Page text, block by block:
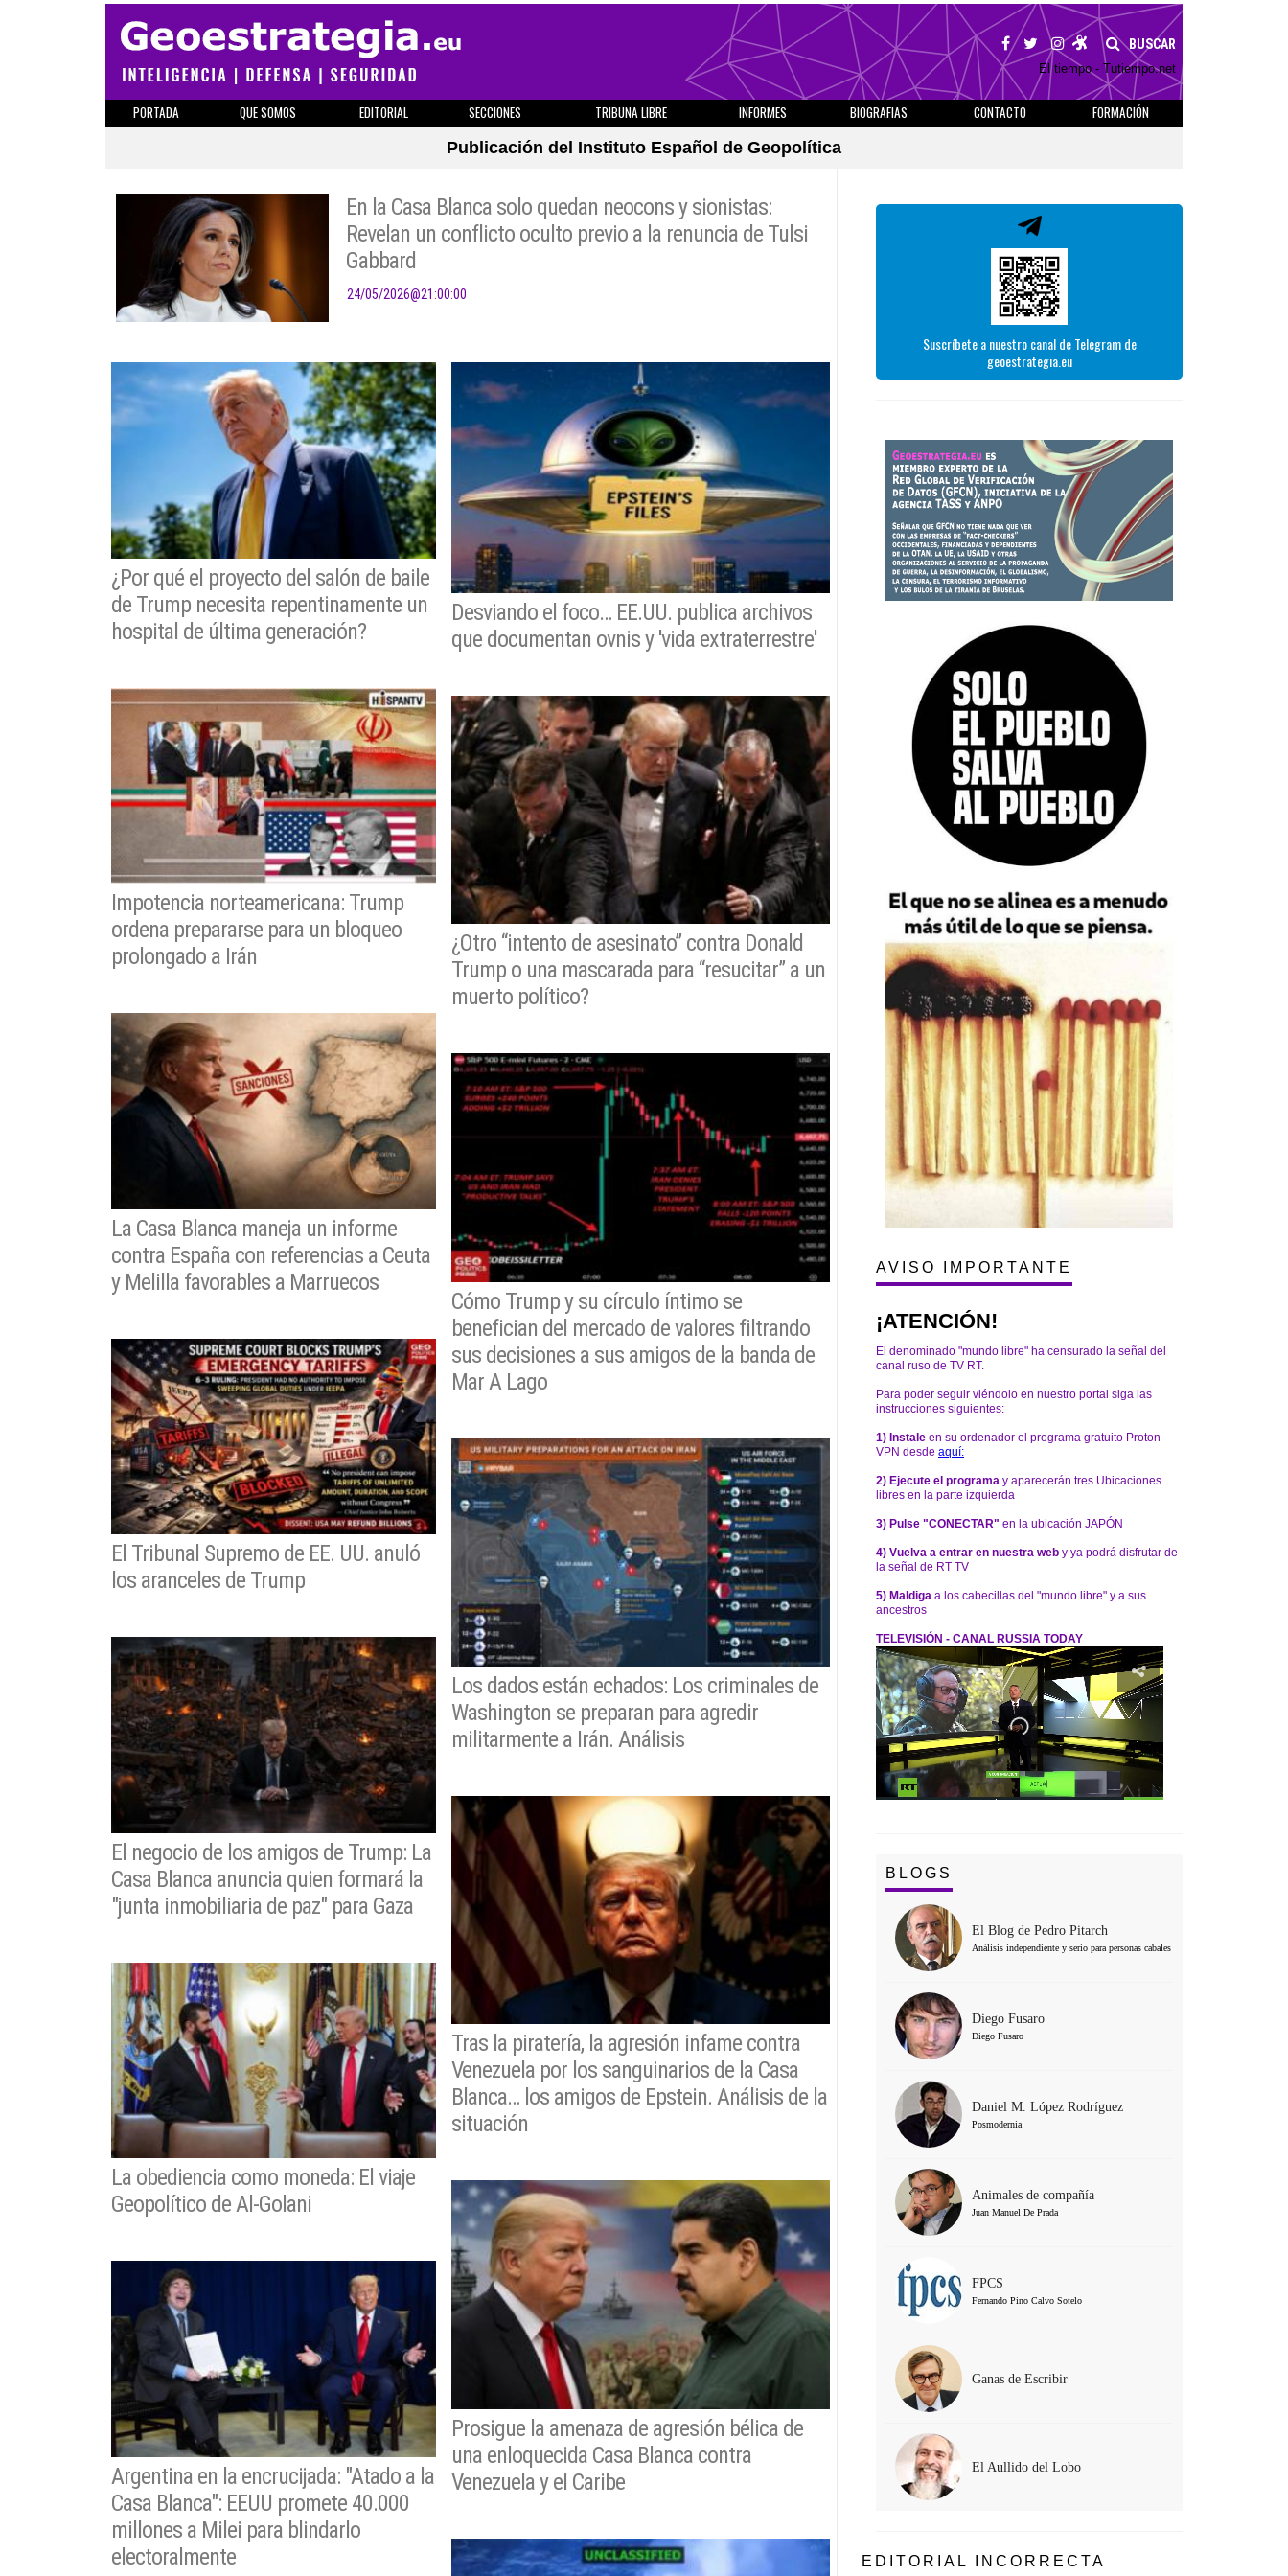
BUSCAR
El tiempo - Tutiempo.net
PORTADA QUE SOMOS EDITORIAL SECCIONES TRIBUNA LIBRE INFORMES BIOGRAFIAS CONTACTO
FORMACIÓN
Publicación del Instituto Español de Geopolítica
En la Casa Blanca solo quedan neocons y sionistas:
Revelan un conflicto oculto previo a la renuncia de Tulsi
Gabbard
24/05/2026@21:00:00
¿Por qué el proyecto del salón de baile
de Trump necesita repentinamente un
hospital de última generación?
Impotencia norteamericana: Trump
ordena prepararse para un bloqueo
prolongado a Irán
La Casa Blanca maneja un informe
contra España con referencias a Ceuta
y Melilla favorables a Marruecos
El Tribunal Supremo de EE. UU. anuló
los aranceles de Trump
El negocio de los amigos de Trump: La
Casa Blanca anuncia quien formará la
"junta inmobiliaria de paz" para Gaza
La obediencia como moneda: El viaje
Geopolítico de Al-Golani
Argentina en la encrucijada: "Atado a la
Casa Blanca": EEUU promete 40.000
millones a Milei para blindarlo
electoralmente
Desviando el foco… EE.UU. publica archivos
que documentan ovnis y 'vida extraterrestre'
¿Otro “intento de asesinato” contra Donald
Trump o una mascarada para “resucitar” a un
muerto político?
Cómo Trump y su círculo íntimo se
benefician del mercado de valores filtrando
sus decisiones a sus amigos de la banda de
Mar A Lago
Los dados están echados: Los criminales de
Washington se preparan para agredir
militarmente a Irán. Análisis
Tras la piratería, la agresión infame contra
Venezuela por los sanguinarios de la Casa
Blanca… los amigos de Epstein. Análisis de la
situación
Prosigue la amenaza de agresión bélica de
una enloquecida Casa Blanca contra
Venezuela y el Caribe
Suscríbete a nuestro canal de Telegram de
geoestrategia.eu
AVISO IMPORTANTE
¡ATENCIÓN!
El denominado "mundo libre" ha censurado la señal del
canal ruso de TV RT.
Para poder seguir viéndolo en nuestro portal siga las
instrucciones siguientes:
1) Instale en su ordenador el programa gratuito Proton
VPN desde aquí:
2) Ejecute el programa y aparecerán tres Ubicaciones
libres en la parte izquierda
3) Pulse "CONECTAR" en la ubicación JAPÓN
4) Vuelva a entrar en nuestra web y ya podrá disfrutar de
la señal de RT TV
5) Maldiga a los cabecillas del "mundo libre" y a sus
ancestros
TELEVISIÓN - CANAL RUSSIA TODAY
BLOGS
El Blog de Pedro Pitarch
Análisis independiente y serio para personas cabales
Diego Fusaro
Diego Fusaro
Daniel M. López Rodríguez
Posmodernia
Animales de compañía
Juan Manuel De Prada
FPCS
Fernando Pino Calvo Sotelo
Ganas de Escribir
El Aullido del Lobo
EDITORIAL INCORRECTA